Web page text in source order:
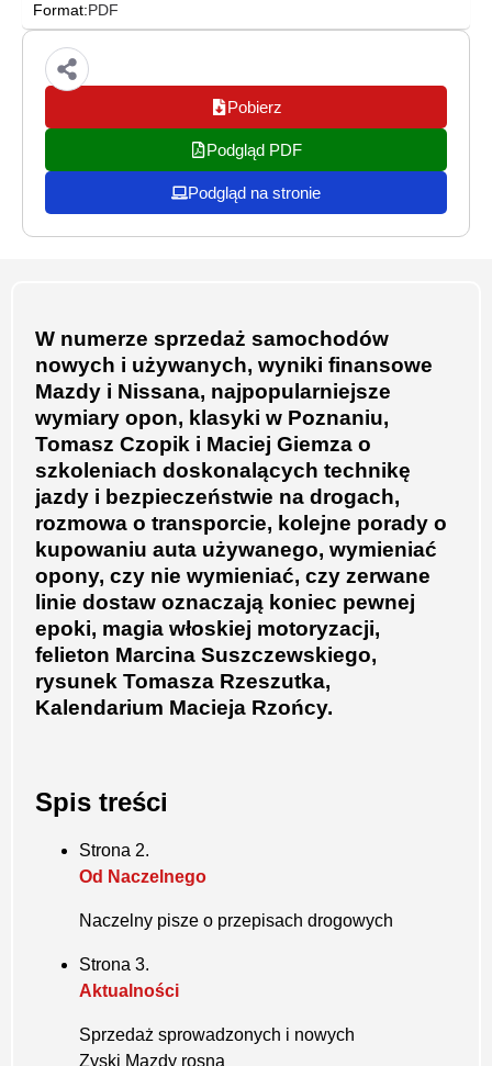
Format:PDF
Pobierz
Podgląd PDF
Podgląd na stronie
W numerze sprzedaż samochodów
nowych i używanych, wyniki finansowe
Mazdy i Nissana, najpopularniejsze
wymiary opon, klasyki w Poznaniu,
Tomasz Czopik i Maciej Giemza o
szkoleniach doskonalących technikę
jazdy i bezpieczeństwie na drogach,
rozmowa o transporcie, kolejne porady o
kupowaniu auta używanego, wymieniać
opony, czy nie wymieniać, czy zerwane
linie dostaw oznaczają koniec pewnej
epoki, magia włoskiej motoryzacji,
felieton Marcina Suszczewskiego,
rysunek Tomasza Rzeszutka,
Kalendarium Macieja Rzońcy.
Spis treści
Strona 2.
Od Naczelnego
Naczelny pisze o przepisach drogowych
Strona 3.
Aktualności
Sprzedaż sprowadzonych i nowych
Zyski Mazdy rosną